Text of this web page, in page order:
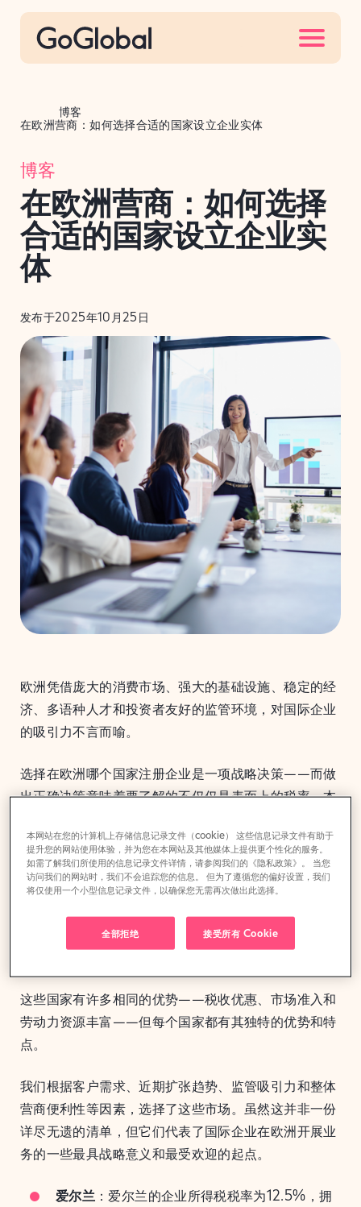
博客
在欧洲营商：如何选择合适的国家设立企业实体
博客
在欧洲营商：如何选择
合适的国家设立企业实
体
发布于2025年10月25日
欧洲凭借庞大的消费市场、强大的基础设施、稳定的经
济、多语种人才和投资者友好的监管环境，对国际企业
的吸引力不言而喻。
选择在欧洲哪个国家注册企业是一项战略决策——而做
出正确决策意味着要了解的不仅仅是表面上的税率。本
篇。本篇将重点介绍最适合设立企业实体的国家，并剖
析它们所共有的优势；深入探讨选择合适市场时真正重
要的因素——从法律框架到人才获取，再到运营灵活
01值得关注的九国
这些国家有许多相同的优势——税收优惠、市场准入和
劳动力资源丰富——但每个国家都有其独特的优势和特
点。
我们根据客户需求、近期扩张趋势、监管吸引力和整体
营商便利性等因素，选择了这些市场。虽然这并非一份
详尽无遗的清单，但它们代表了国际企业在欧洲开展业
务的一些最具战略意义和最受欢迎的起点。
爱尔兰 ：爱尔兰的企业所得税税率为12.5%，拥
本网站在您的计算机上存储信息记录文件（cookie） 这些信息记录文件有助于
提升您的网站使用体验，并为您在本网站及其他媒体上提供更个性化的服务。
如需了解我们所使用的信息记录文件详情，请参阅我们的《隐私政策》。 当您
访问我们的网站时，我们不会追踪您的信息。 但为了遵循您的偏好设置，我们
将仅使用一个小型信息记录文件，以确保您无需再次做出此选择。
全部拒绝 接受所有 Cookie